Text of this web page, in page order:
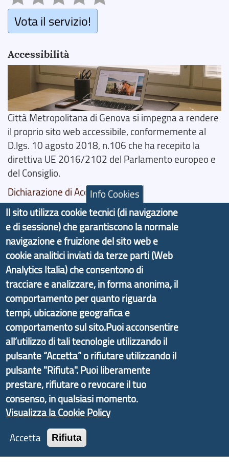
Vota il servizio!
Accessibilità
Città Metropolitana di Genova si impegna a rendere
il proprio sito web accessibile, conformemente al
D.lgs. 10 agosto 2018, n.106 che ha recepito la
direttiva UE 2016/2102 del Parlamento europeo e
del Consiglio.
Dichiarazione di Accessibilità
Il progetto Aree Interne
Il portale di marketing territoriale e sviluppo locale
di Genova Città Metropolitana si è sviluppato a
partire dal progetto nazionale Aree Interne
promosso dal Dipartimento per lo Sviluppo
Economico e finalizzato al rilancio socio-economico
delle valli dell’entroterra. In particolare fornisce
informazioni ed aggiornamenti sullaStrategia
d'Area Antola-Tigullio, in collaborazione con Regione
Liguria ed ANCI Liguria.
Copyright © 2017 Città metropolitana di Genova |
CF: 80007350103
Info Cookies
Il sito utilizza cookie tecnici (di navigazione
e di sessione) che garantiscono la normale
navigazione e fruizione del sito web e
cookie analitici inviati da terze parti (Web
Analytics Italia) che consentono di
tracciare e analizzare, in forma anonima, il
comportamento per quanto riguarda
tempi, ubicazione geografica e
comportamento sul sito.Puoi acconsentire
all’utilizzo di tali tecnologie utilizzando il
pulsante “Accetta” o rifiutare utilizzando il
pulsante "Rifiuta". Puoi liberamente
prestare, rifiutare o revocare il tuo
consenso, in qualsiasi momento.
Visualizza la Cookie Policy
Accetta
Rifiuta